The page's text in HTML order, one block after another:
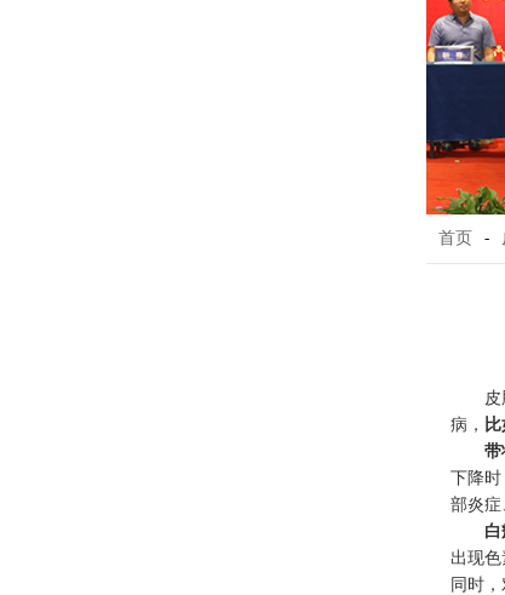
首页 -
病，
带
下降时
部炎症
出现
同时